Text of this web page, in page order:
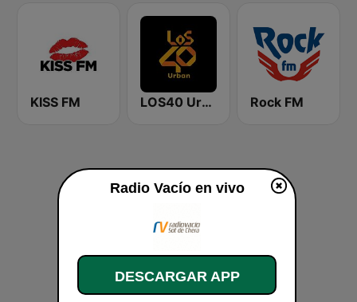
KISS FM LOS40 Urban Rock FM
Radio Vacío en vivo
DESCARGAR APP